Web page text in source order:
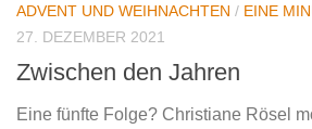
ADVENT UND WEIHNACHTEN / EINE
27. DEZEMBER 2021
Zwischen den Jahren
Eine fünfte Folge? Christiane Rösel